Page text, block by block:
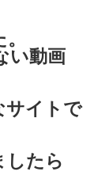
い動画
サイトで
したら